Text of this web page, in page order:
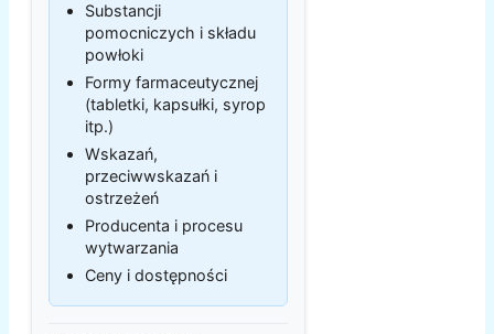
Substancji
pomocniczych i składu
powłoki
Formy farmaceutycznej
(tabletki, kapsułki, syrop
itp.)
Wskazań,
przeciwwskazań i
ostrzeżeń
Producenta i procesu
wytwarzania
Ceny i dostępności